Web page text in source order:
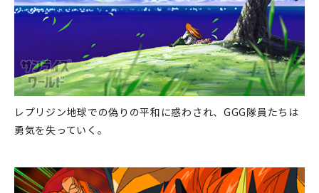
レプリジン地球での偽りの平和に惑わされ、GGG隊員たちは
勇気を失っていく。